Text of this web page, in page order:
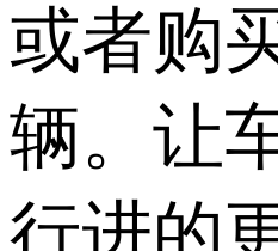
或者购
辆。让
行进的